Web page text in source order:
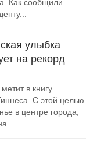
Как сообщили
улыбка
на рекорд
в книгу
С этой целью
в центре города,